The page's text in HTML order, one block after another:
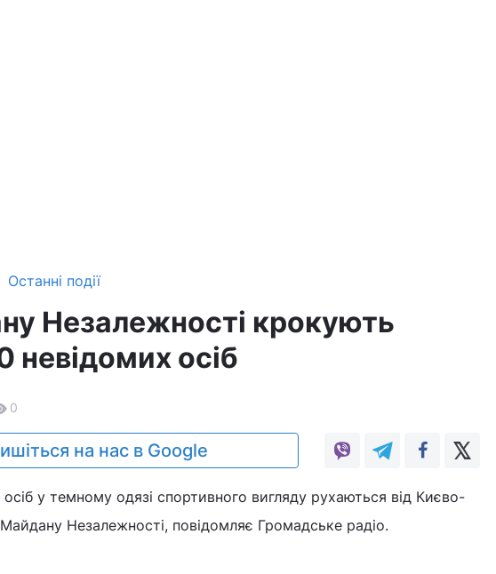
Останні події
Незалежності крокують
невідомих осіб
0
на нас в Google
у темному одязі спортивного вигляду рухаються від Києво-
Незалежності, повідомляє Громадське радіо.